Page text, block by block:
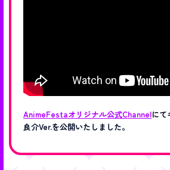
AnimeFestaオリジナル公式Channelにて
良介Ver.を公開いたしました。